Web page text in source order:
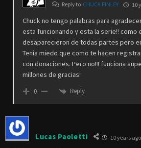
Reply to CHUCK FINLEY 10
Chuck no tengo palabras para
esta funcionando y esta la serie!! como
desaparecieron de todas partes pero
Tenía miedo que como te hacen
con donaciones. Pero no!!! funciona
millones de gracias!
0 Reply
Lucas Paoletti 10 years ago